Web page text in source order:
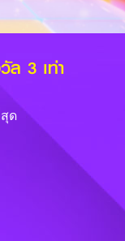
ล 3 เท่า
ด